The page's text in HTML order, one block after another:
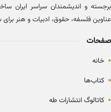
برجسته و اندیشمندان سراسر ایران
عناوین فلسفه، حقوق، ادبیات و هنر
صفحات
• خانه
• کتاب‌ها
• کاتالوگ انتشارات طه